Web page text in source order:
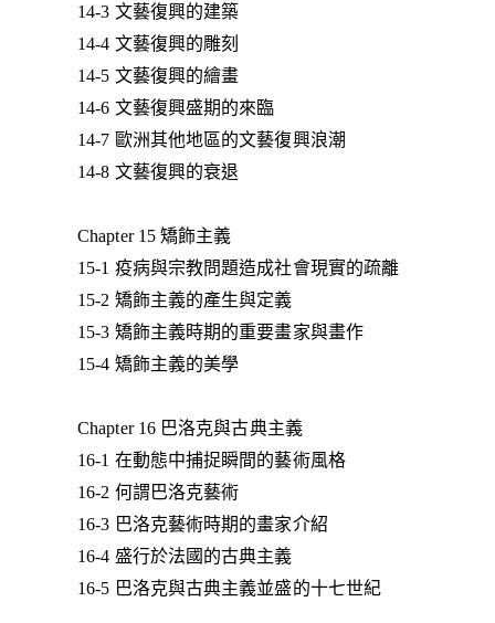
14-3 文藝復興的建築
14-4 文藝復興的雕刻
14-5 文藝復興的繪畫
14-6 文藝復興盛期的來臨
14-7 歐洲其他地區的文藝復興浪潮
14-8 文藝復興的衰退
Chapter 15 矯飾主義
15-1 疫病與宗教問題造成社會現實的疏離
15-2 矯飾主義的產生與定義
15-3 矯飾主義時期的重要畫家與畫作
15-4 矯飾主義的美學
Chapter 16 巴洛克與古典主義
16-1 在動態中捕捉瞬間的藝術風格
16-2 何謂巴洛克藝術
16-3 巴洛克藝術時期的畫家介紹
16-4 盛行於法國的古典主義
16-5 巴洛克與古典主義並盛的十七世紀